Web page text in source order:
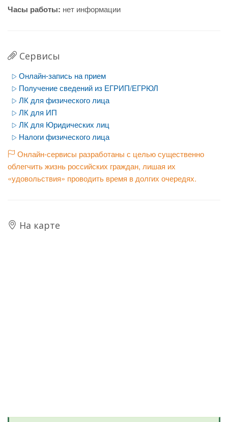
Часы работы: нет информации
Сервисы
Онлайн-запись на прием
Получение сведений из ЕГРИП/ЕГРЮЛ
ЛК для физического лица
ЛК для ИП
ЛК для Юридических лиц
Налоги физического лица
Онлайн-сервисы разработаны с целью существенно
облегчить жизнь российских граждан, лишая их
«удовольствия» проводить время в долгих очередях.
На карте